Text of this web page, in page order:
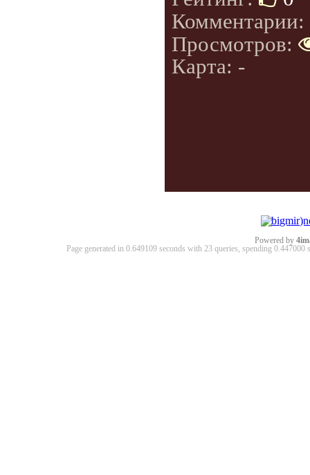
Комментарии:
Просмотров:
Карта: -
Powered by
Page generated in 0.649109 seconds with 23 queries, spending